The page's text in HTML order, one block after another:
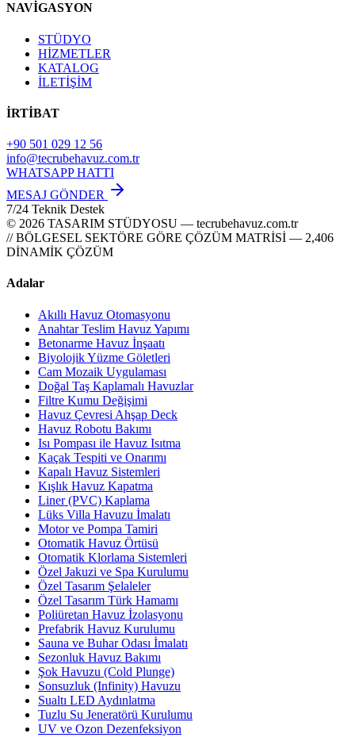
NAVİGASYON
STÜDYO
HİZMETLER
KATALOG
İLETİŞİM
İRTİBAT
+90 501 029 12 56
info@tecrubehavuz.com.tr
WHATSAPP HATTI
MESAJ GÖNDER
7/24 Teknik Destek
© 2026 TASARIM STÜDYOSU — tecrubehavuz.com.tr
// BÖLGESEL SEKTÖRE GÖRE ÇÖZÜM MATRİSİ — 2,406
DİNAMİK ÇÖZÜM
Adalar
Akıllı Havuz Otomasyonu
Anahtar Teslim Havuz Yapımı
Betonarme Havuz İnşaatı
Biyolojik Yüzme Göletleri
Cam Mozaik Uygulaması
Doğal Taş Kaplamalı Havuzlar
Filtre Kumu Değişimi
Havuz Çevresi Ahşap Deck
Havuz Robotu Bakımı
Isı Pompası ile Havuz Isıtma
Kaçak Tespiti ve Onarımı
Kapalı Havuz Sistemleri
Kışlık Havuz Kapatma
Liner (PVC) Kaplama
Lüks Villa Havuzu İmalatı
Motor ve Pompa Tamiri
Otomatik Havuz Örtüsü
Otomatik Klorlama Sistemleri
Özel Jakuzi ve Spa Kurulumu
Özel Tasarım Şelaleler
Özel Tasarım Türk Hamamı
Poliüretan Havuz İzolasyonu
Prefabrik Havuz Kurulumu
Sauna ve Buhar Odası İmalatı
Sezonluk Havuz Bakımı
Şok Havuzu (Cold Plunge)
Sonsuzluk (Infinity) Havuzu
Sualtı LED Aydınlatma
Tuzlu Su Jeneratörü Kurulumu
UV ve Ozon Dezenfeksiyon